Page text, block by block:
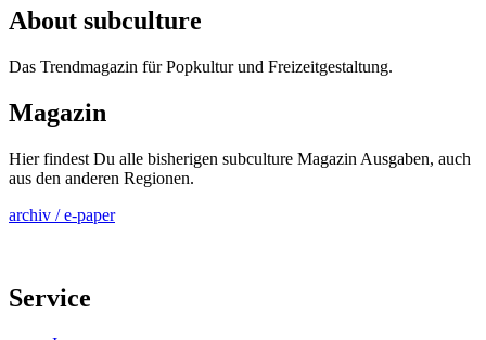
About subculture
Das Trendmagazin für Popkultur und Freizeitgestaltung.
Magazin
Hier findest Du alle bisherigen subculture Magazin Ausgaben, auch
aus den anderen Regionen.
archiv / e-paper
Service